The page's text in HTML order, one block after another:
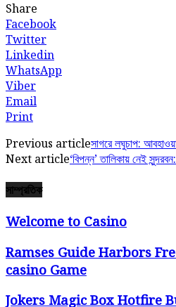
Share
Facebook
Twitter
Linkedin
WhatsApp
Viber
Email
Print
Previous articleসাগরে লঘুচাপ:
Next article‘বিপন্ন’ তালিকায় নেই
সাম্প্রতিক
Welcome to Casino
Ramses Guide Harbors
casino Game
Jokers Magic Box Hotfire